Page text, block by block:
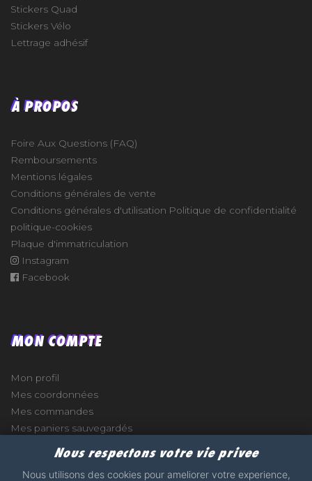
Stickers Quad
Stickers Vélo
Lettrage adhésif
À PROPOS
Foire Aux Questions (FAQ)
Remboursements
Mentions légales
Conditions générales de vente
Conditions générales d'utilisation Politique de confidentialité
politique-cookies
Plaque d'immatriculation
Instagram
Facebook
MON COMPTE
Mon profil
Mes coordonnées
Mes commandes
Mes paniers sauvegardés
Nous respectons votre vie privee
Nous utilisons des cookies pour ameliorer votre experience,